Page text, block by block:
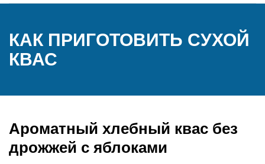
КАК ПРИГОТОВИТЬ СУХОЙ
КВАС
Ароматный хлебный квас без
дрожжей с яблоками